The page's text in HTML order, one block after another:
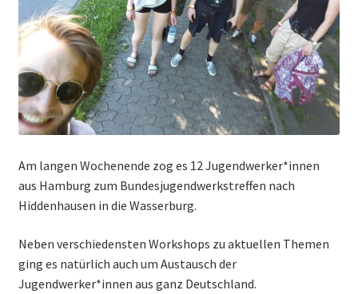
Am langen Wochenende zog es 12 Jugendwerker*innen
aus Hamburg zum Bundesjugendwerkstreffen nach
Hiddenhausen in die Wasserburg.
Neben verschiedensten Workshops zu aktuellen Themen
ging es natürlich auch um Austausch der
Jugendwerker*innen aus ganz Deutschland.